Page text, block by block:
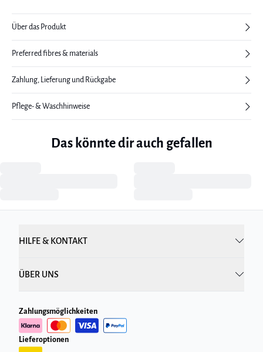
Über das Produkt
Preferred fibres & materials
Zahlung, Lieferung und Rückgabe
Pflege- & Waschhinweise
Das könnte dir auch gefallen
HILFE & KONTAKT
ÜBER UNS
Zahlungsmöglichkeiten
Lieferoptionen